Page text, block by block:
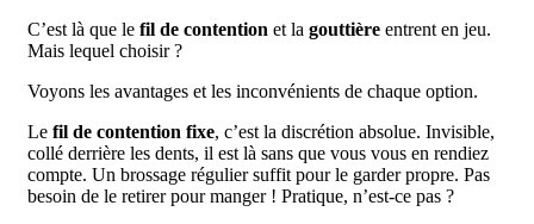
C’est là que le fil de contention et la gouttière entrent en jeu.
Mais lequel choisir ?
Voyons les avantages et les inconvénients de chaque option.
Le fil de contention fixe, c’est la discrétion absolue. Invisible,
collé derrière les dents, il est là sans que vous vous en rendiez
compte. Un brossage régulier suffit pour le garder propre. Pas
besoin de le retirer pour manger ! Pratique, n’est-ce pas ?